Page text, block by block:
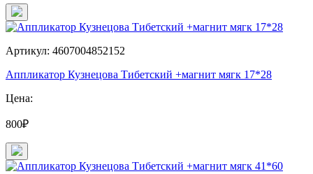
Артикул: 4607004852152
Аппликатор Кузнецова Тибетский +магнит мягк 17*28
Цена:
800₽